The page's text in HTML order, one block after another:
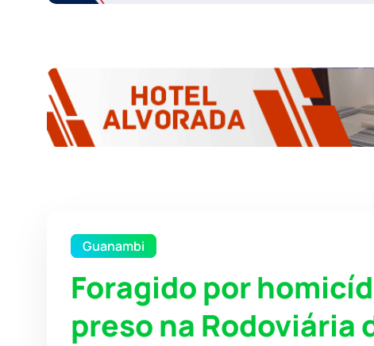
Guanambi
Foragido por
preso na Rodoviária